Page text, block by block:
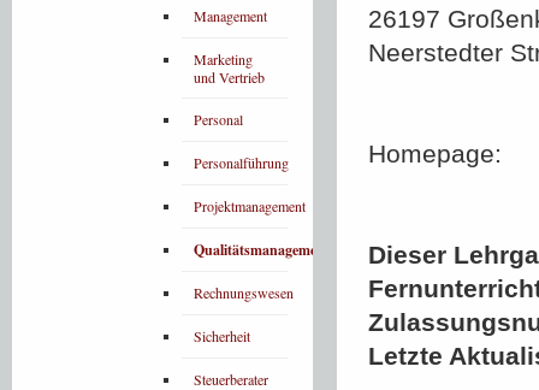
26197
Neerstedter
Homepage:
Dieser
Letzte
Management
Marketing
und Vertrieb
Personal
Personalführung
Projektmanagement
Qualitätsmanagement
Rechnungswesen
Sicherheit
Steuerberater